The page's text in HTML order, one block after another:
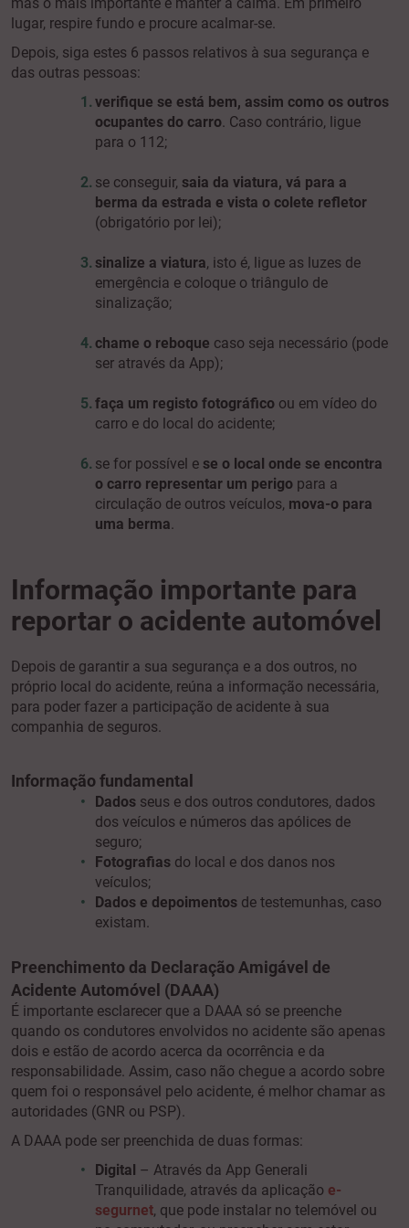
mas o mais importante é manter a calma. Em primeiro
lugar, respire fundo e procure acalmar-se.
Depois, siga estes 6 passos relativos à sua segurança e
das outras pessoas:
verifique se está bem, assim como os outros
ocupantes do carro. Caso contrário, ligue
para o 112;
se conseguir, saia da viatura, vá para a
berma da estrada e vista o colete refletor
(obrigatório por lei);
sinalize a viatura, isto é, ligue as luzes de
emergência e coloque o triângulo de
sinalização;
chame o reboque caso seja necessário (pode
ser através da App);
faça um registo fotográfico ou em vídeo do
carro e do local do acidente;
se for possível e se o local onde se encontra
o carro representar um perigo para a
circulação de outros veículos, mova-o para
uma berma.
Informação importante para
reportar o acidente automóvel
Depois de garantir a sua segurança e a dos outros, no
próprio local do acidente, reúna a informação necessária,
para poder fazer a participação de acidente à sua
companhia de seguros.
Informação fundamental
Dados seus e dos outros condutores, dados
dos veículos e números das apólices de
seguro;
Fotografias do local e dos danos nos
veículos;
Dados e depoimentos de testemunhas, caso
existam.
Preenchimento da Declaração Amigável de
Acidente Automóvel (DAAA)
É importante esclarecer que a DAAA só se preenche
quando os condutores envolvidos no acidente são apenas
dois e estão de acordo acerca da ocorrência e da
responsabilidade. Assim, caso não chegue a acordo sobre
quem foi o responsável pelo acidente, é melhor chamar as
autoridades (GNR ou PSP).
A DAAA pode ser preenchida de duas formas:
Digital – Através da App Generali
Tranquilidade, através da aplicação e-
segurnet, que pode instalar no telemóvel ou